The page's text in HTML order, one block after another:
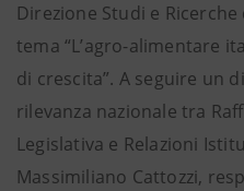
Direzione Studi e
tema “L’agro-alimentare
di crescita”. A seguire un
rilevanza nazionale tra
Legislativa e Relazioni
Massimiliano Cattozzi,